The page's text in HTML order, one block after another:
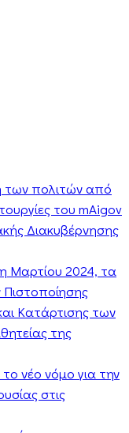
των πολιτών από
του mAigov
Διακυβέρνησης
Μαρτίου 2024, τα
Κατάρτισης των
της
νέο νόμο για την
στις